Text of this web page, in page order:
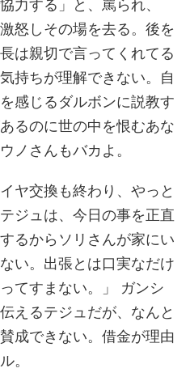
怒しその場を去る。後を
は親切で言ってくれてる
持ちが理解できない。自
感じるダルボンに説教す
るのに世の中を恨むあな
ノさんもバカよ。
ヤ交換も終わり、やっと
ジュは、今日の事を正直
るからソリさんが家にい
い。出張とは口実なだけ
てすまない。」 ガンシ
えるテジュだが、なんと
成できない。借金が理由
。